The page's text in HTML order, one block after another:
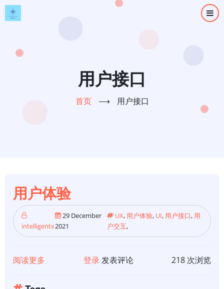
跳
转
用户接口
首页 ⟶ 用户接口
用户体验
intelligentx
29 December
2021
UX, 用户体验, UI, 用户接口, 用
户交互,
阅读更多 登录发表评论 218 次浏览